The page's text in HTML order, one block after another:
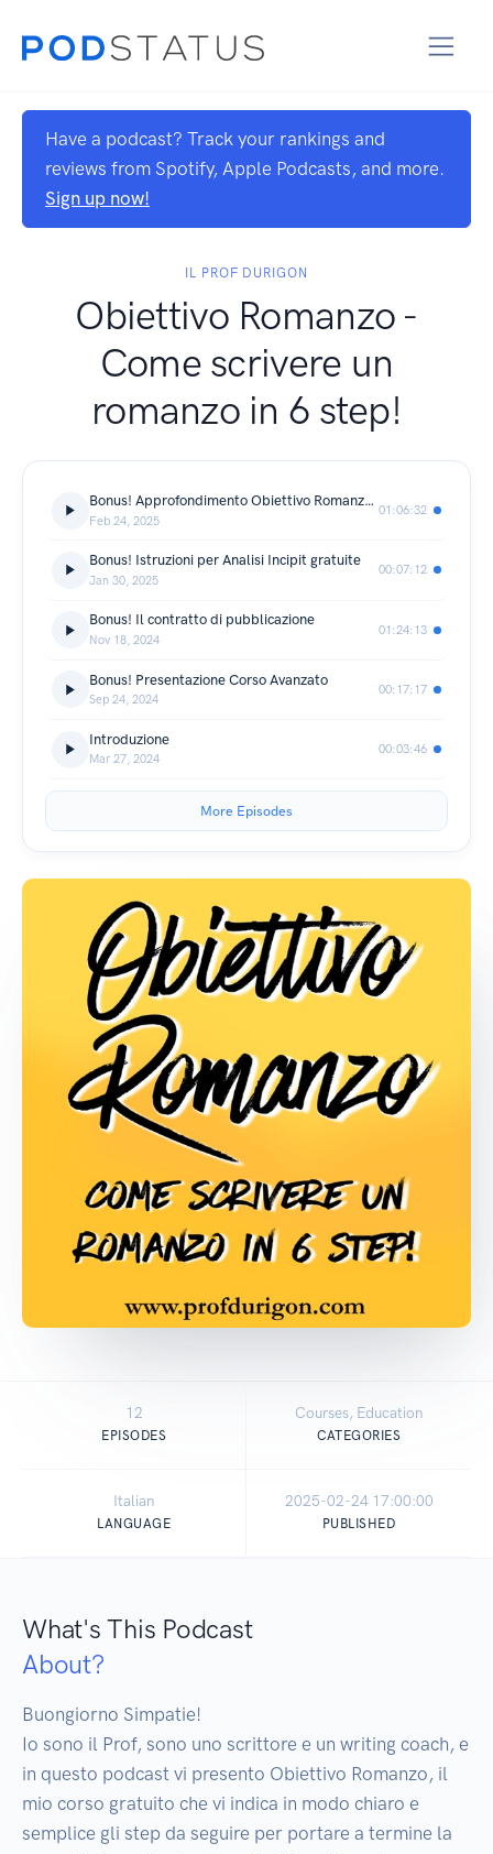
Have a podcast? Track your rankings and
reviews from Spotify, Apple Podcasts, and more.
Sign up now!
IL PROF DURIGON
Obiettivo Romanzo -
Come scrivere un
romanzo in 6 step!
Bonus! Approfondimento Obiettivo Romanzo e Come Raggiungere i Propri Obiettivi!
Feb 24, 2025
01:06:32
Bonus! Istruzioni per Analisi Incipit gratuite
Jan 30, 2025
00:07:12
Bonus! Il contratto di pubblicazione
Nov 18, 2024
01:24:13
Bonus! Presentazione Corso Avanzato
Sep 24, 2024
00:17:17
Introduzione
Mar 27, 2024
00:03:46
More Episodes
12
EPISODES
Courses, Education
CATEGORIES
Italian
LANGUAGE
2025-02-24 17:00:00
PUBLISHED
What's This Podcast
About?
Buongiorno Simpatie!
Io sono il Prof, sono uno scrittore e un writing coach, e
in questo podcast vi presento Obiettivo Romanzo, il
mio corso gratuito che vi indica in modo chiaro e
semplice gli step da seguire per portare a termine la